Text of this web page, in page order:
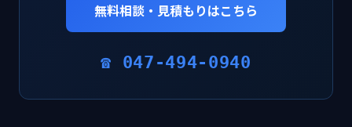
無料相談・見積もりはこちら
☎ 047-494-0940